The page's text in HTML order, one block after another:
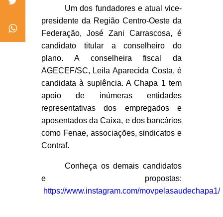
Um dos fundadores e atualvice-
presidente da Região Centro-Oeste da
Federação, José Zani Carrascosa, é
candidato titular a conselheiro do
plano. A conselheira fiscal da
AGECEF/SC, Leila Aparecida Costa, é
candidata à suplência. A Chapa 1 tem
apoio de inúmeras entidades
representativas dos empregados e
aposentados da Caixa, e dos bancários
como Fenae, associações, sindicatos e
Contraf.
Conheça os demais candidatos
e propostas:
https://www.instagram.com/movpelasaudechapa1/